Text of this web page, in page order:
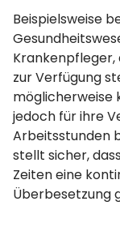
Beispielsweise
Krankenpfleger,
zur Verfügung
möglicherweise
jedoch für ihre
Arbeitsstunden
stellt sicher,
Zeiten eine
Überbesetzung